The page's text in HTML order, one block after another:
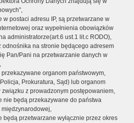
postaci adresu IP, są przetwarzane w
oraz wypełnienia obowiązków
administratorze(art.6 ust.1 lit.c RODO),
odnośnika na stronie będącego adresem
Pan/Pani na przetwarzanie danych w
organom państwowym,
Prokuratura, Sąd) lub organom
z prowadzonym postępowaniem,
nie będą przekazywane do państwa
przetwarzane wyłącznie przez okres